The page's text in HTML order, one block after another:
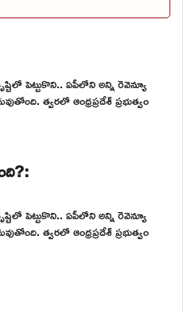
పెట్టుకొని.. ఏపీలోని అన్ని రెవెన్యూ
త్వరలో ఆంధ్రప్రదేశ్ ప్రభుత్వం
పెట్టుకొని.. ఏపీలోని అన్ని రెవెన్యూ
త్వరలో ఆంధ్రప్రదేశ్ ప్రభుత్వం